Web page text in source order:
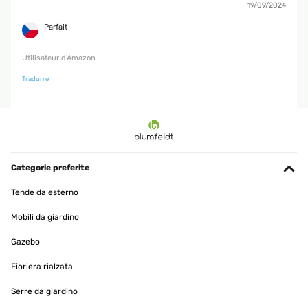
19/09/2024
Parfait
Utilisateur d'Amazon
Tradurre
Categorie preferite
Tende da esterno
Mobili da giardino
Gazebo
Fioriera rialzata
Serre da giardino